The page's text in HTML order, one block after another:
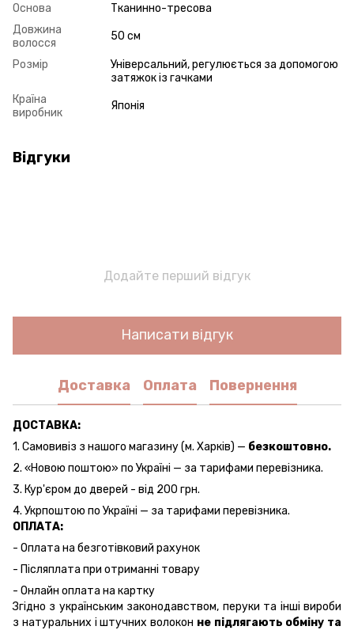
Основа
Тканинно-тресова
Довжина
волосся
50 см
Розмір
Універсальний, регулюється за допомогою
затяжок із гачками
Країна
виробник
Японія
Відгуки
Додайте перший відгук
Написати відгук
Доставка Оплата Повернення
ДОСТАВКА:
1. Самовивіз з нашого магазину (м. Харків) — безкоштовно.
2. «Новою поштою» по Україні — за тарифами перевізника.
3. Кур'єром до дверей - від 200 грн.
4. Укрпоштою по Україні — за тарифами перевізника.
ОПЛАТА:
- Оплата на безготівковий рахунок
- Післяплата при отриманні товару
- Онлайн оплата на картку
Згідно з українським законодавством, перуки та інші вироби
з натуральних і штучних волокон не підлягають обміну та